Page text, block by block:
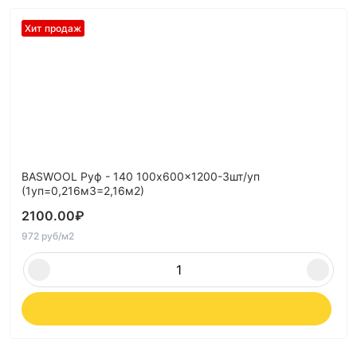
Хит продаж
BASWOOL Руф - 140 100x600x1200-3шт/уп
(1уп=0,216м3=2,16м2)
2100.00₽
972 руб/м2